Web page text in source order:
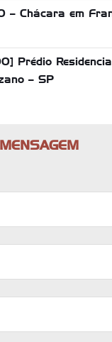
– Chácara em
Prédio
– SP